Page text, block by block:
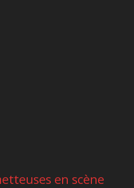
en scène